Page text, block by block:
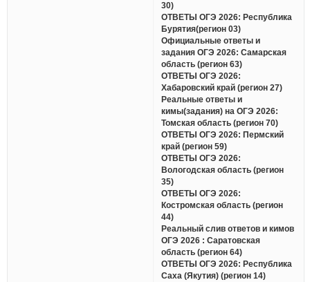
30)
ОТВЕТЫ ОГЭ 2026: Республика
Бурятия(регион 03)
Официальные ответы и
задания ОГЭ 2026: Самарская
область (регион 63)
ОТВЕТЫ ОГЭ 2026:
Хабаровский край (регион 27)
Реальные ответы и
кимы(задания) на ОГЭ 2026:
Томская область (регион 70)
ОТВЕТЫ ОГЭ 2026: Пермский
край (регион 59)
ОТВЕТЫ ОГЭ 2026:
Вологодская область (регион
35)
ОТВЕТЫ ОГЭ 2026:
Костромская область (регион
44)
Реальный слив ответов и кимов
ОГЭ 2026 : Саратовская
область (регион 64)
ОТВЕТЫ ОГЭ 2026: Республика
Саха (Якутия) (регион 14)